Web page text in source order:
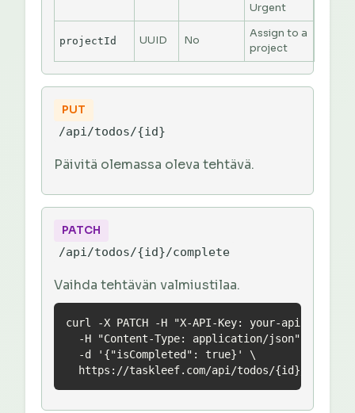
Urgent
projectId UUID No
Assign to a
project
PUT
/api/todos/{id}
Päivitä olemassa oleva tehtävä.
PATCH
/api/todos/{id}/complete
Vaihda tehtävän valmiustilaa.
curl -X PATCH -H "X-API-Key: your-api-key" \
  -H "Content-Type: application/json" \
  -d '{"isCompleted": true}' \
https://taskleef.com/api/todos/{id}/